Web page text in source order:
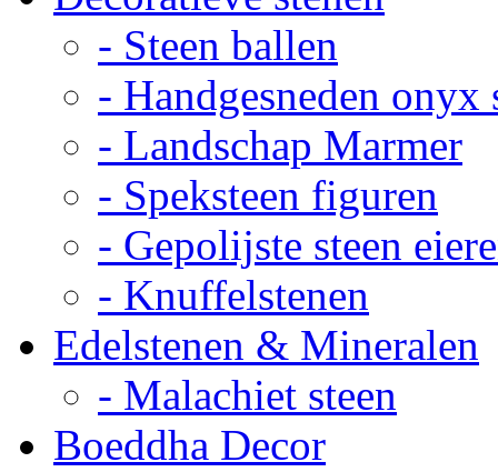
- Steen ballen
- Handgesneden onyx
- Landschap Marmer
- Speksteen figuren
- Gepolijste steen
- Knuffelstenen
Edelstenen & Mineralen
- Malachiet steen
Boeddha Decor